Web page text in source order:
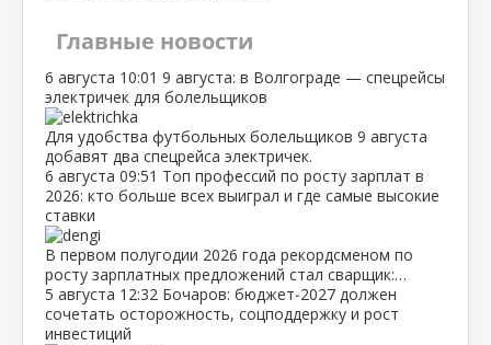
Главные новости
6 августа 10:01 9 августа: в Волгограде — спецрейсы
электричек для болельщиков
Для удобства футбольных болельщиков 9 августа
добавят два спецрейса электричек.
6 августа 09:51 Топ профессий по росту зарплат в
2026: кто больше всех выиграл и где самые высокие
ставки
В первом полугодии 2026 года рекордсменом по
росту зарплатных предложений стал сварщик:…
5 августа 12:32 Бочаров: бюджет‑2027 должен
сочетать осторожность, соцподдержку и рост
инвестиций